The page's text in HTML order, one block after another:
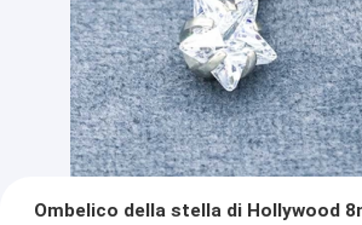
Ombelico della stella di Hollywood